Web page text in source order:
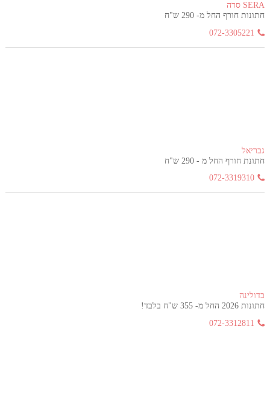
SERA סרה
חתונות חורף החל מ- 290 ש"ח
072-3305221
גבריאל
חתונת חורף החל מ - 290 ש"ח
072-3319310
בדולינה
חתונות 2026 החל מ- 355 ש"ח בלבד!
072-3312811